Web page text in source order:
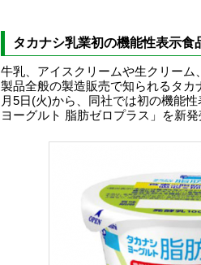
タカナシ乳業初の機能性表示食
牛乳、アイスクリームや生クリーム
製品全般の製造販売で知られるタカ
月5日(火)から、同社では初の機能
ヨーグルト 脂肪ゼロプラス」を新発